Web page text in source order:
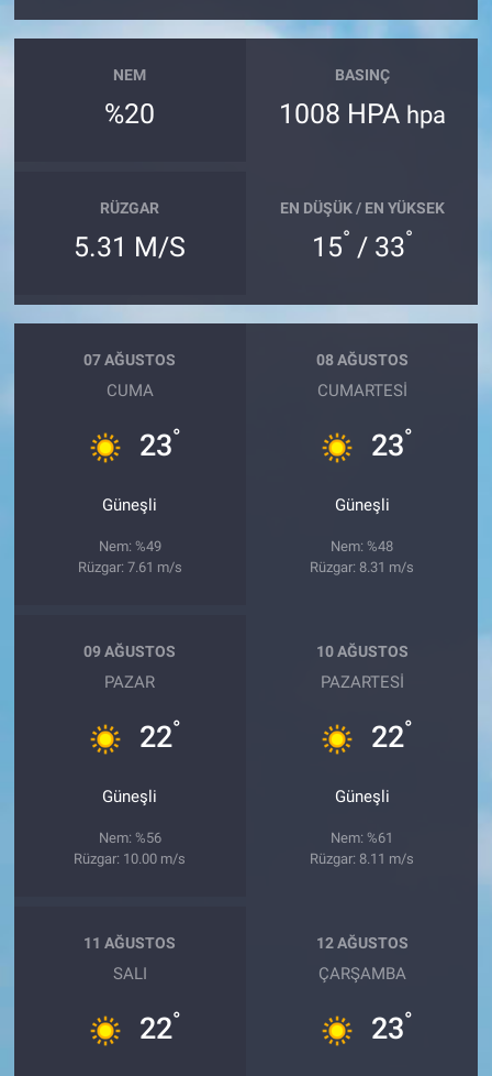
NEM
%20
BASINÇ
1008 HPA hpa
RÜZGAR
5.31 M/S
EN DÜŞÜK / EN YÜKSEK
15° / 33°
07 AĞUSTOS
CUMA
23°
Güneşli
Nem: %49
Rüzgar: 7.61 m/s
08 AĞUSTOS
CUMARTESI
23°
Güneşli
Nem: %48
Rüzgar: 8.31 m/s
09 AĞUSTOS
PAZAR
22°
Güneşli
Nem: %56
Rüzgar: 10.00 m/s
10 AĞUSTOS
PAZARTESI
22°
Güneşli
Nem: %61
Rüzgar: 8.11 m/s
11 AĞUSTOS
SALI
22°
12 AĞUSTOS
ÇARŞAMBA
23°